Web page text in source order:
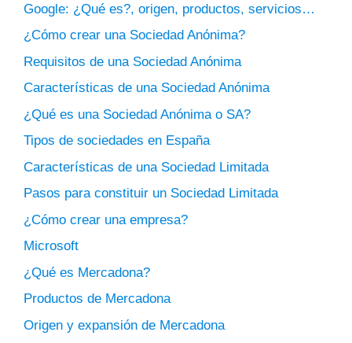
Google: ¿Qué es?, origen, productos, servicios…
¿Cómo crear una Sociedad Anónima?
Requisitos de una Sociedad Anónima
Características de una Sociedad Anónima
¿Qué es una Sociedad Anónima o SA?
Tipos de sociedades en España
Características de una Sociedad Limitada
Pasos para constituir un Sociedad Limitada
¿Cómo crear una empresa?
Microsoft
¿Qué es Mercadona?
Productos de Mercadona
Origen y expansión de Mercadona